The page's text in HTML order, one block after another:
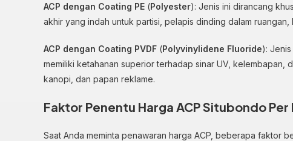
ACP dengan Coating PE (Polyester): Jenis ini dirancang
akhir yang indah untuk partisi, pelapis dinding dalam
ACP dengan Coating PVDF (Polyvinylidene Fluoride):
memiliki ketahanan superior terhadap sinar UV,
kanopi, dan papan reklame.
Faktor Penentu Harga ACP Situbondo Per
Saat Anda meminta penawaran harga ACP, beberapa faktor